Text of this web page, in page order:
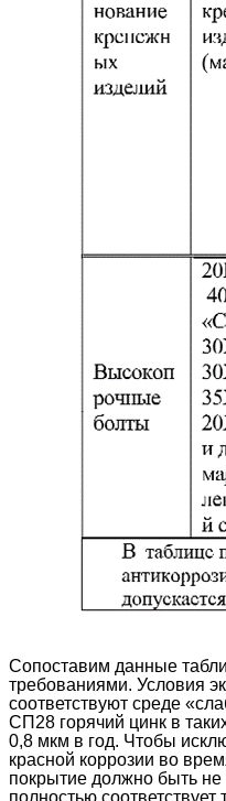
Сопоставим данные
требованиями. Условия
соответствуют среде
СП28 горячий цинк в
0,8 мкм в год. Чтобы
красной коррозии во
покрытие должно быть
полностью